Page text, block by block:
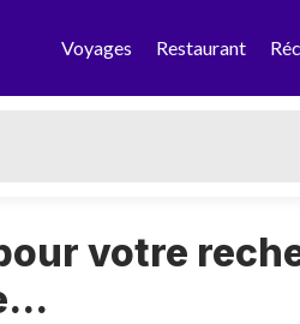
Voyages Restaurant
votre